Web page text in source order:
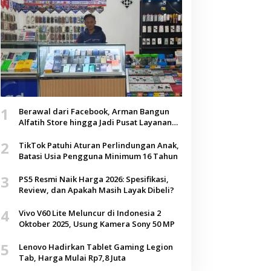
1
Berawal dari Facebook, Arman Bangun
Alfatih Store hingga Jadi Pusat Layanan
2
TikTok Patuhi Aturan Perlindungan Anak,
Batasi Usia Pengguna Minimum 16 Tahun
3
PS5 Resmi Naik Harga 2026: Spesifikasi,
Review, dan Apakah Masih Layak Dibeli?
4
Vivo V60 Lite Meluncur di Indonesia 2
Oktober 2025, Usung Kamera Sony 50 MP
5
Lenovo Hadirkan Tablet Gaming Legion
Tab, Harga Mulai Rp7,8 Juta